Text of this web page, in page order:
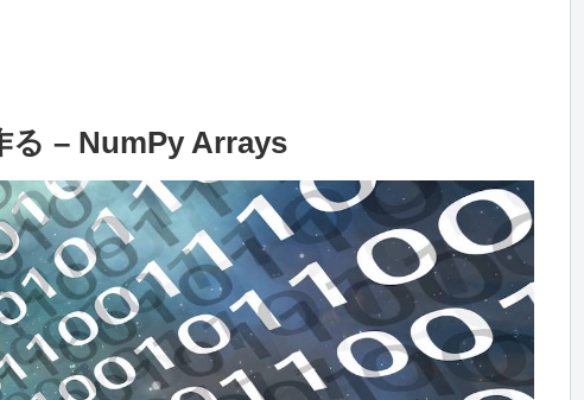
る – NumPy Arrays